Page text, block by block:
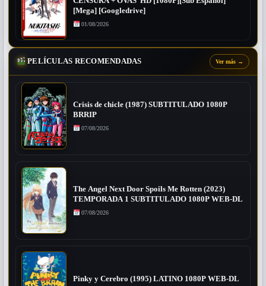
[Mega] [Googledrive]
01/08/2026
PELÍCULAS RECOMENDADAS Ver más →
Crisis de chicle (1987) SUBTITULADO 1080P
BRRIP
07/08/2026
The Angel Next Door Spoils Me Rotten (2023)
TEMPORADA 1 SUBTITULADO 1080P WEB-DL
07/08/2026
Pinky y Cerebro (1995) LATINO 1080P WEB-DL